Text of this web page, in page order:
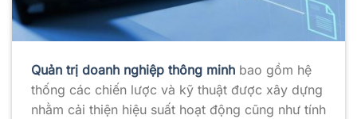
Quản trị doanh nghiệp thông minh bao gồm hệ
thống các chiến lược và kỹ thuật được xây dựng
nhằm cải thiện hiệu suất hoạt động cũng như tính